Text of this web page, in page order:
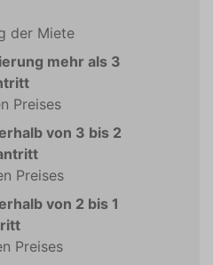
der Miete
mehr als 3
Preises
von 3 bis 2
Preises
von 2 bis 1
Preises